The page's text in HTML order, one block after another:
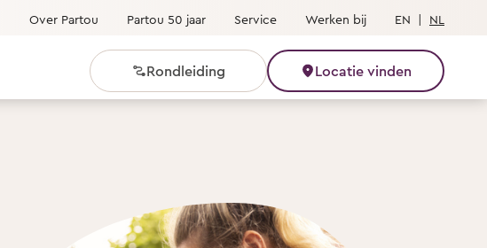
Over Partou Partou 50 jaar Service Werken bij EN | NL
Rondleiding Locatie vinden